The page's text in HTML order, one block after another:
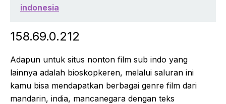
indonesia
158.69.0.212
Adapun untuk situs nonton film sub indo yang
lainnya adalah bioskopkeren, melalui saluran ini
kamu bisa mendapatkan berbagai genre film dari
mandarin, india, mancanegara dengan teks